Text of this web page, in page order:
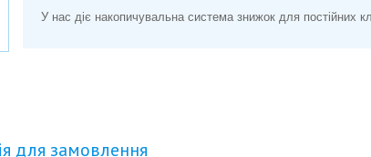
У нас діє накопичувальна система знижок для постійних
для замовлення